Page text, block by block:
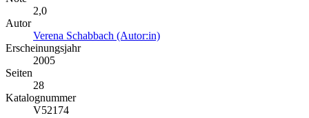
2,0
Autor
Verena Schabbach (Autor:in)
Erscheinungsjahr
2005
Seiten
28
Katalognummer
V52174